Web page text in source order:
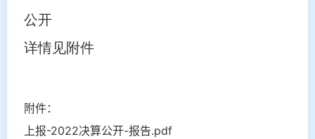
公开
详情见附件
附件：
上报-2022决算公开-报告.pdf